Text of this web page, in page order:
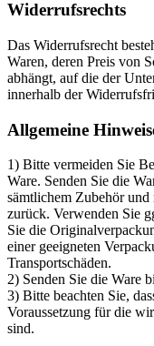
Widerrufsrechts
Das Widerrufsrecht
Waren, deren Preis von
abhängt, auf die der
innerhalb der
Allgemeine
1) Bitte vermeiden Sie
Ware. Senden Sie die
sämtlichem Zubehör und
zurück. Verwenden Sie
Sie die
einer geeigneten
Transportschäden.
2) Senden Sie die Ware
3) Bitte beachten Sie,
Voraussetzung für die
sind.